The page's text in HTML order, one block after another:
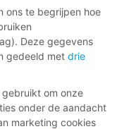
ons te begrijpen hoe
Deze gegevens
gedeeld met drie
om onze
onder de aandacht
marketing cookies